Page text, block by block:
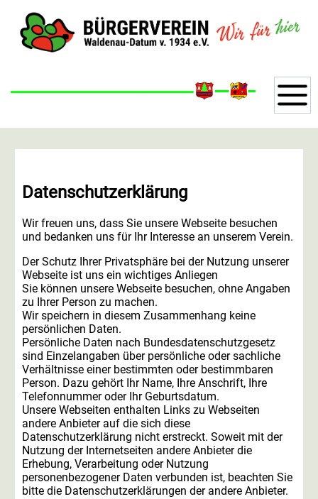
Datenschutzerklärung
Wir freuen uns, dass Sie unsere Webseite besuchen
und bedanken uns für Ihr Interesse an unserem Verein.
Der Schutz Ihrer Privatsphäre bei der Nutzung unserer
Webseite ist uns ein wichtiges Anliegen
Sie können unsere Webseite besuchen, ohne Angaben
zu Ihrer Person zu machen.
Wir speichern in diesem Zusammenhang keine
persönlichen Daten.
Persönliche Daten nach Bundesdatenschutzgesetz
sind Einzelangaben über persönliche oder sachliche
Verhältnisse einer bestimmten oder bestimmbaren
Person. Dazu gehört Ihr Name, Ihre Anschrift, Ihre
Telefonnummer oder Ihr Geburtsdatum.
Unsere Webseiten enthalten Links zu Webseiten
andere Anbieter auf die sich diese
Datenschutzerklärung nicht erstreckt. Soweit mit der
Nutzung der Internetseiten andere Anbieter die
Erhebung, Verarbeitung oder Nutzung
personenbezogener Daten verbunden ist, beachten Sie
bitte die Datenschutzerklärungen der andere Anbieter.